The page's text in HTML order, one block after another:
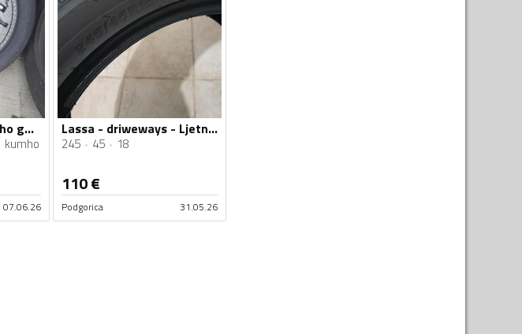
Fabričke felne i kumho gume
kumho
07.06.26
Lassa - driweways - Ljetnja guma
245 45 18
110€
Podgorica 31.05.26